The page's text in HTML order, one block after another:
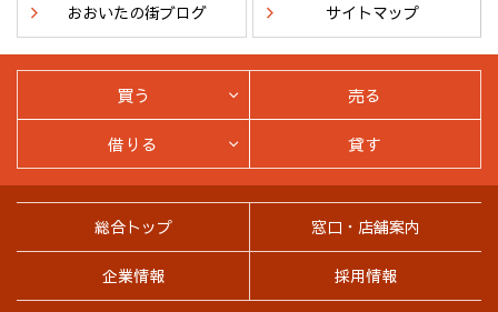
おおいたの街ブログ サイトマップ
総合トップ 窓口・店舗案内
企業情報 採用情報
買う
売る
借りる
貸す